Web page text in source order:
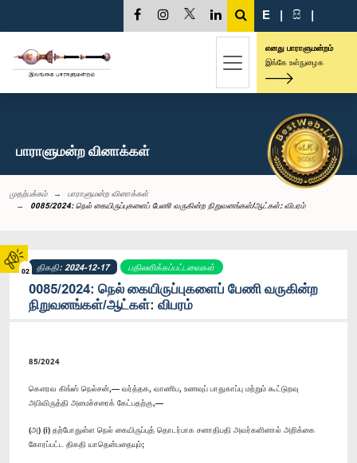
02
E | සි |
எனது பாராளுமன்றம்
இங்கே உள்நுழைக
பாராளுமன்ற வினாக்கள்
முதற்பக்கம்
பாராளுமன்ற வினாக்கள்
0085/2024: நெல் கையிருப்புகளைப் பேணி வருகின்ற நிறுவனங்கள்/ஆட்கள்: விபரம்
திகதி: 2024-12-17 பதிலளிக்கப்பட்டவைகள்
0085/2024: நெல் கையிருப்புகளைப் பேணி வருகின்ற
நிறுவனங்கள்/ஆட்கள்: விபரம்
85/2024
கௌரவ கிங்ஸ் நெல்சன்,— வர்த்தக, வாணிப, உணவுப் பாதுகாப்பு மற்றும் கூட்டுறவு
அபிவிருத்தி அமைச்சரைக் கேட்பதற்கு,—
(அ) (i) தற்போதுள்ள நெல் கையிருப்புத் தொடர்பாக சனாதிபதி அவர்களினால் அறிக்கை
கோரப்பட்ட திகதி யாதென்பதையும்;